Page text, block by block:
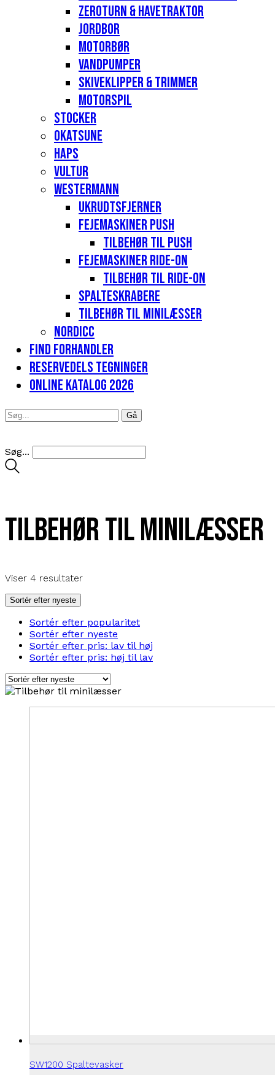
Zeroturn & havetraktor
Jordbor
Motorbør
Vandpumper
Skiveklipper & Trimmer
Motorspil
Stocker
Okatsune
Haps
Vultur
Westermann
Ukrudtsfjerner
Fejemaskiner Push
Tilbehør til push
Fejemaskiner Ride-on
Tilbehør til Ride-on
Spalteskrabere
Tilbehør til minilæsser
Nordicc
Find forhandler
Reservedels tegninger
Online katalog 2026
Søg...
Tilbehør til minilæsser
Viser 4 resultaterSorteret
Sortér efter nyeste
Sortér efter popularitet
Sortér efter nyeste
Sortér efter pris: lav til høj
Sortér efter pris: høj til lav
SW1200 Spaltevasker